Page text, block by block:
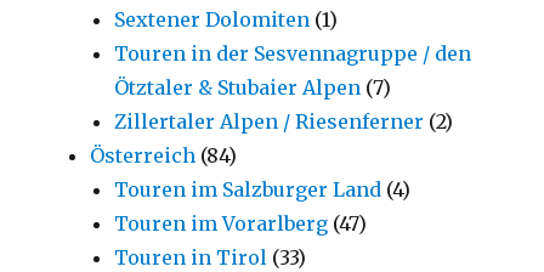
Sextener Dolomiten (1)
Touren in der Sesvennagruppe / den
Ötztaler & Stubaier Alpen (7)
Zillertaler Alpen / Riesenferner (2)
Österreich (84)
Touren im Salzburger Land (4)
Touren im Vorarlberg (47)
Touren in Tirol (33)